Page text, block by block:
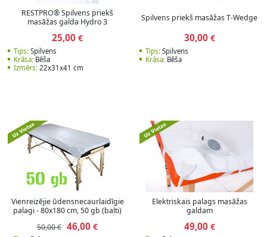
RESTPRO® Spilvens priekš
masāžas galda Hydro 3
25,00 €
Tips:Spilvens
Krāsa:Bēša
Izmērs:22x31x41 cm
Spilvens priekš masāžas T-Wedge
30,00€
Tips: Spilvens
Krāsa: Bēša
Vienreizējie ūdensnecaurlaidīgie
palagi - 80x180 cm, 50 gb (balti)
50,00 € 46,00 €
Elektriskais palags masāžas
galdam
49,00€